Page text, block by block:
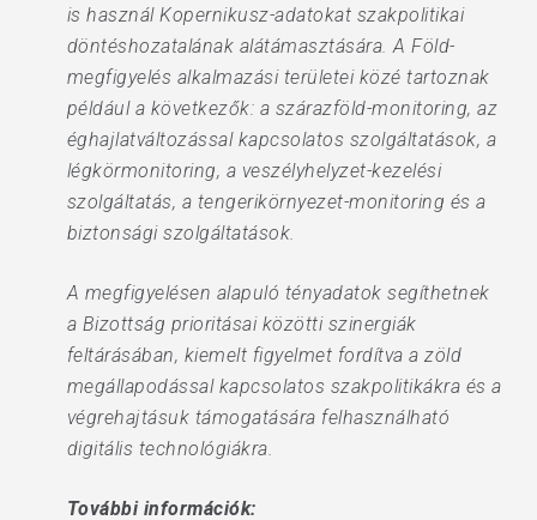
is használ Kopernikusz-adatokat szakpolitikai
döntéshozatalának alátámasztására. A Föld-
megfigyelés alkalmazási területei közé tartoznak
például a következők: a szárazföld-monitoring, az
éghajlatváltozással kapcsolatos szolgáltatások, a
légkörmonitoring, a veszélyhelyzet-kezelési
szolgáltatás, a tengerikörnyezet-monitoring és a
biztonsági szolgáltatások.
A megfigyelésen alapuló tényadatok segíthetnek
a Bizottság prioritásai közötti szinergiák
feltárásában, kiemelt figyelmet fordítva a zöld
megállapodással kapcsolatos szakpolitikákra és a
végrehajtásuk támogatására felhasználható
digitális technológiákra.
További információk: